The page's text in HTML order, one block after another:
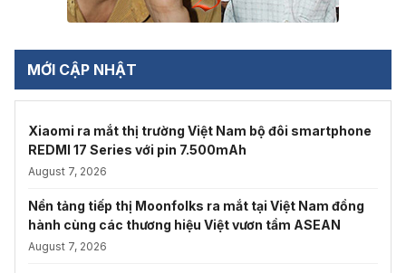
MỚI CẬP NHẬT
Xiaomi ra mắt thị trường Việt Nam bộ đôi smartphone
REDMI 17 Series với pin 7.500mAh
August 7, 2026
Nền tảng tiếp thị Moonfolks ra mắt tại Việt Nam đồng
hành cùng các thương hiệu Việt vươn tầm ASEAN
August 7, 2026